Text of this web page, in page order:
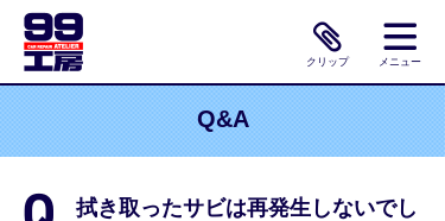
クリップ メニュー
Q&A
拭き取ったサビは再発生しないでし